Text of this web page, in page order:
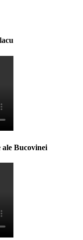
Bucovinei